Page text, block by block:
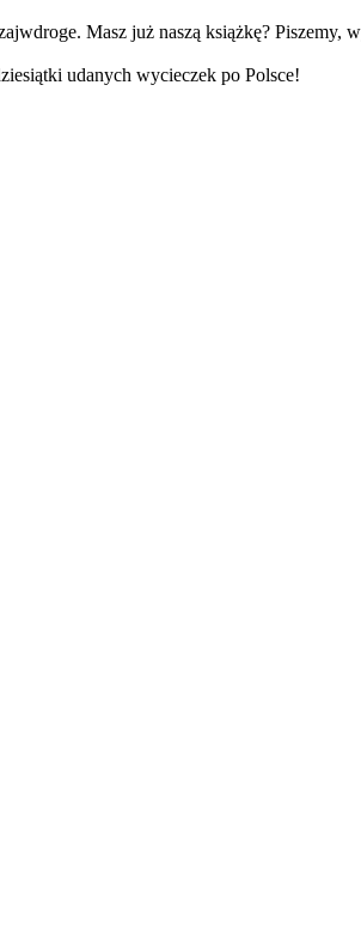
Masz już naszą książkę? Piszemy,
udanych wycieczek po Polsce!